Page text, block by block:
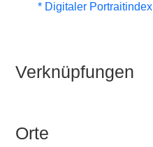
* Digitaler Portraitindex
Verknüpfungen
Orte